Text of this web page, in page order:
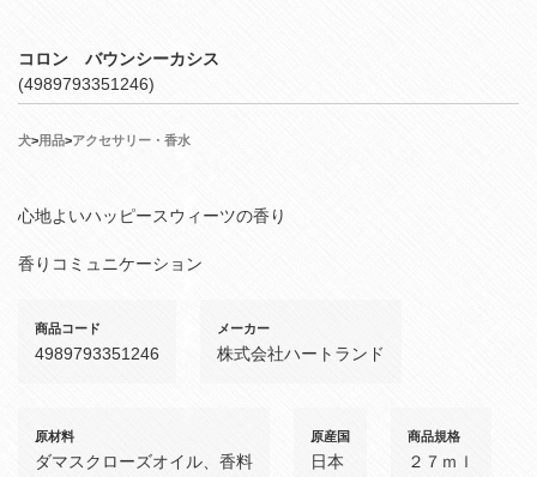
コロン バウンシーカシス
(4989793351246)
犬>用品>アクセサリー・香水
心地よいハッピースウィーツの香り
香りコミュニケーション
商品コード
4989793351246
メーカー
株式会社ハートランド
原材料
ダマスクローズオイル、香料
原産国
日本
商品規格
２７ｍｌ